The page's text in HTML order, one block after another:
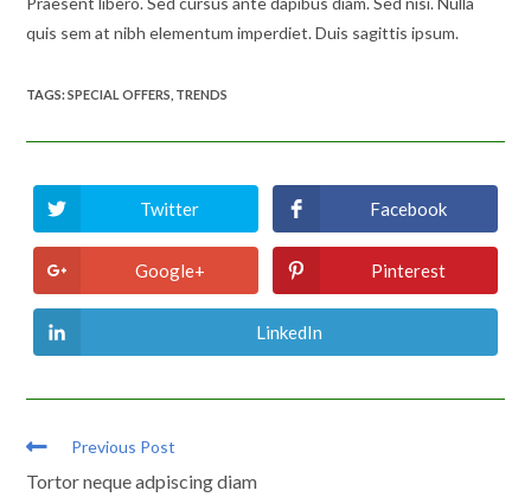
quis sem at nibh elementum imperdiet. Duis sagittis ipsum.
TAGS:SPECIAL OFFERS TRENDS
Opens
in
a
new
window
Twitter
Opens
in
a
new
window
Facebook
Opens
in
a
Google+
Opens
in
a
Pinterest
Opens
in
window
LinkedIn
Read
articles
Previous Post
Tortor neque adpiscing diam